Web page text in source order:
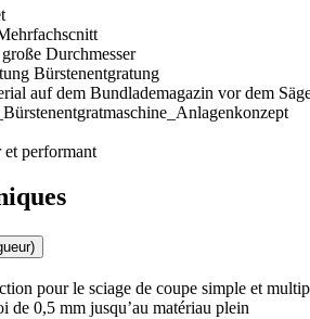
performant
pour le sciage de coupe simple et
de 0,5 mm jusqu’au matériau plein